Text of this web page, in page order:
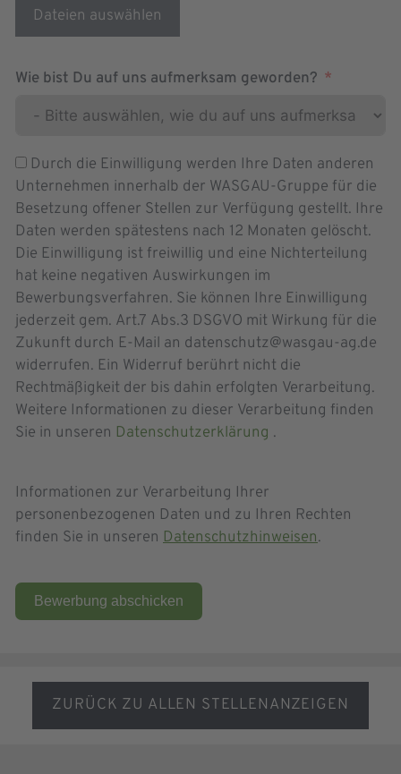
Dateien auswählen
Wie bist Du auf uns aufmerksam geworden?
Durch die Einwilligung werden Ihre Daten anderen
Unternehmen innerhalb der WASGAU-Gruppe für die
Besetzung offener Stellen zur Verfügung gestellt. Ihre
Daten werden spätestens nach 12 Monaten gelöscht.
Die Einwilligung ist freiwillig und eine Nichterteilung
hat keine negativen Auswirkungen im
Bewerbungsverfahren. Sie können Ihre Einwilligung
jederzeit gem. Art.7 Abs.3 DSGVO mit Wirkung für die
Zukunft durch E-Mail an datenschutz@wasgau-ag.de
widerrufen. Ein Widerruf berührt nicht die
Rechtmäßigkeit der bis dahin erfolgten Verarbeitung.
Weitere Informationen zu dieser Verarbeitung finden
Sie in unseren Datenschutzerklärung .
Informationen zur Verarbeitung Ihrer
personenbezogenen Daten und zu Ihren Rechten
finden Sie in unseren Datenschutzhinweisen.
Bewerbung abschicken
ZURÜCK ZU ALLEN STELLENANZEIGEN